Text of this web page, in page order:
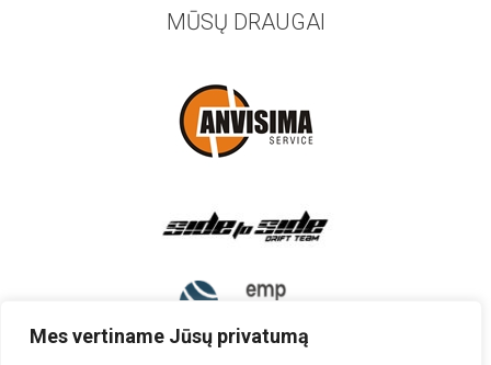
Mes vertiname Jūsų privatumą
MŪSŲ DRAUGAI